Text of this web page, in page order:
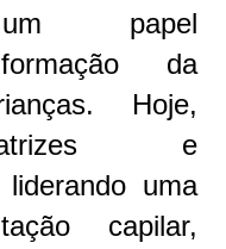
um papel
da
Hoje,
atrizes e
liderando uma
capilar,